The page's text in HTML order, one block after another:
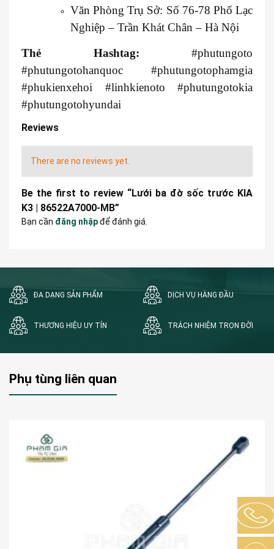
Văn Phòng Trụ Sở: Số 76-78 Phố Lạc
Nghiệp – Trần Khát Chân – Hà Nội
Thẻ Hashtag: #phutungoto
#phutungotohanquoc #phutungotophamgia
#phukienxehoi #linhkienoto #phutungotokia
#phutungotohyundai
Reviews
There are no reviews yet.
Be the first to review “Lưới ba đờ sốc trước KIA
K3 | 86522A7000-MB”
Bạn cần đăng nhậpđể đánh giá.
ĐA DẠNG SẢN PHẨM DỊCH VỤ HÀNG ĐẦU
THƯƠNG HIỆU UY TÍN TRÁCH NHIỆM TRỌN ĐỜI
Phụ tùng liên quan